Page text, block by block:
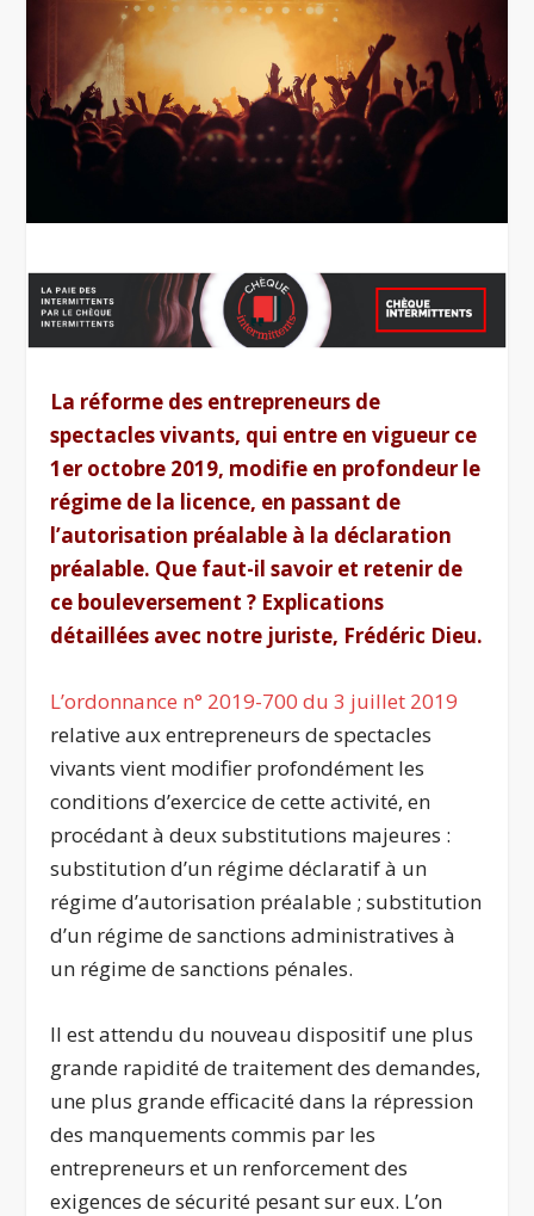
La réforme des entrepreneurs de
spectacles vivants, qui entre en vigueur ce
1er octobre 2019, modifie en profondeur le
régime de la licence, en passant de
l’autorisation préalable à la déclaration
préalable. Que faut-il savoir et retenir de
ce bouleversement ? Explications
détaillées avec notre juriste, Frédéric Dieu.
L’ordonnance n° 2019-700 du 3 juillet 2019
relative aux entrepreneurs de spectacles
vivants vient modifier profondément les
conditions d’exercice de cette activité, en
procédant à deux substitutions majeures :
substitution d’un régime déclaratif à un
régime d’autorisation préalable ; substitution
d’un régime de sanctions administratives à
un régime de sanctions pénales.
Il est attendu du nouveau dispositif une plus
grande rapidité de traitement des demandes,
une plus grande efficacité dans la répression
des manquements commis par les
entrepreneurs et un renforcement des
exigences de sécurité pesant sur eux. L’on